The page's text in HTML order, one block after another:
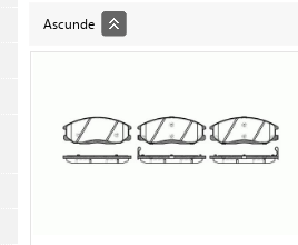
Ascunde